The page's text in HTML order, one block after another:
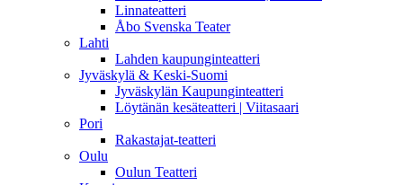
Linnateatteri
Åbo Svenska Teater
Lahti
Lahden kaupunginteatteri
Jyväskylä & Keski-Suomi
Jyväskylän Kaupunginteatteri
Löytänän kesäteatteri | Viitasaari
Pori
Rakastajat-teatteri
Oulu
Oulun Teatteri